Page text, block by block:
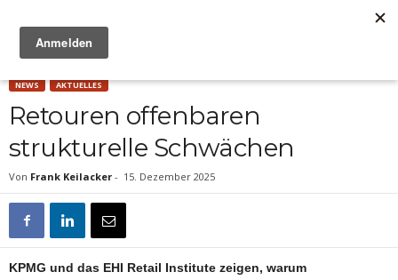
NEWS AKTUELLES
Retouren offenbaren
strukturelle Schwächen
Von Frank Keilacker - 15. Dezember 2025
KPMG und das EHI Retail Institute zeigen, warum